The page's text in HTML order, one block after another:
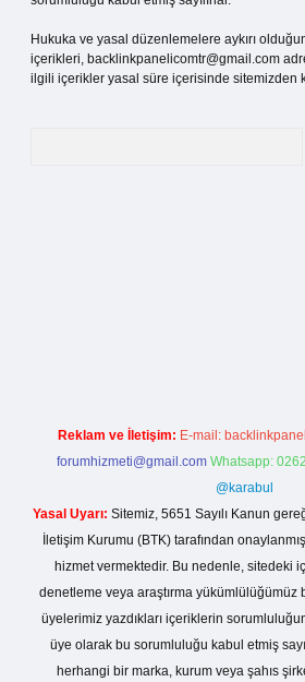
Hukuka ve yasal düzenlemelere aykırı
içerikleri, backlinkpanelicomtr@gmail.com
ilgili içerikler yasal süre içerisinde sitemizden
Reklam ve İletişim: E-mail:
forumhizmeti@gmail.com Whatsapp:
@karabul
Yasal Uyarı: Sitemiz, 5651 Sayılı Kanun
İletişim Kurumu (BTK) tarafından
hizmet vermektedir. Bu nedenle, sitedeki
denetleme veya araştırma yükümlülüğümüz
üyelerimiz yazdıkları içeriklerin
üye olarak bu sorumluluğu kabul etmiş
herhangi bir marka, kurum veya şahıs